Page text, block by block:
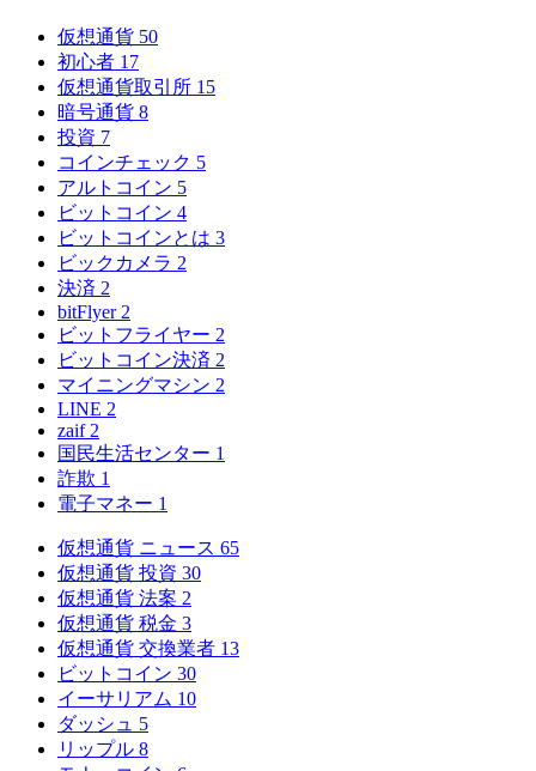
仮想通貨 50
初心者 17
仮想通貨取引所 15
暗号通貨 8
投資 7
コインチェック 5
アルトコイン 5
ビットコイン 4
ビットコインとは 3
ビックカメラ 2
決済 2
bitFlyer 2
ビットフライヤー 2
ビットコイン決済 2
マイニングマシン 2
LINE 2
zaif 2
国民生活センター 1
詐欺 1
電子マネー 1
仮想通貨 ニュース 65
仮想通貨 投資 30
仮想通貨 法案 2
仮想通貨 税金 3
仮想通貨 交換業者 13
ビットコイン 30
イーサリアム 10
ダッシュ 5
リップル 8